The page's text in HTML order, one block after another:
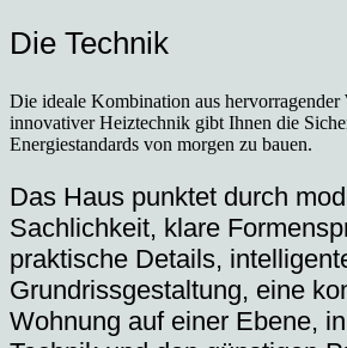
Die Technik
Die ideale Kombination aus hervorragender
innovativer Heiztechnik gibt Ihnen die
Energiestandards von morgen zu bauen.
Das Haus punktet durch
Sachlichkeit, klare
praktische Details,
Grundrissgestaltung, eine
Wohnung auf einer Ebene,